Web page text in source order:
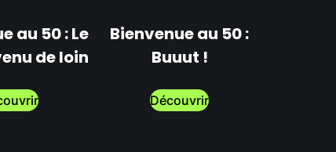
au 50 : Le
de loin
Bienvenue au 50 :
Buuut !
Découvrir